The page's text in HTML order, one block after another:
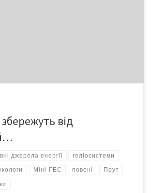
збережуть від
джерела енергії геліосистеми
Міні-ГЕС повені Прут